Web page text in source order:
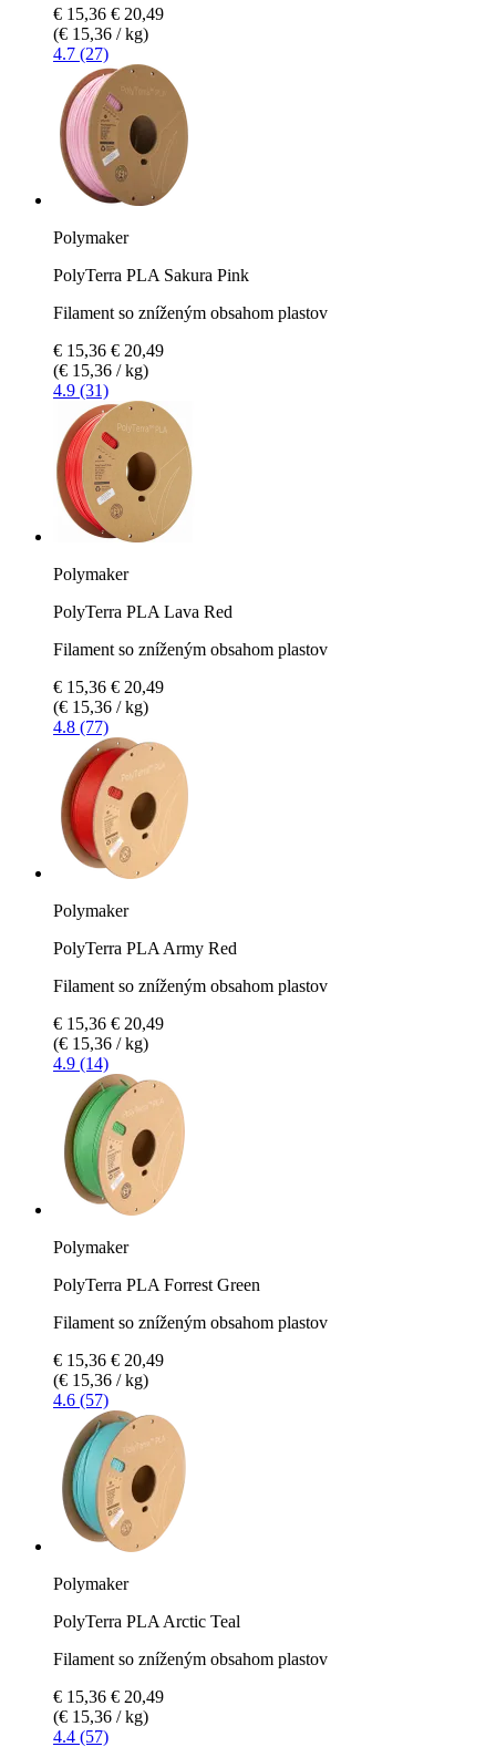
€ 15,36 € 20,49
(€ 15,36 / kg)
4.7 (27)
Polymaker
PolyTerra PLA Sakura Pink
Filament so zníženým obsahom plastov
€ 15,36 € 20,49
(€ 15,36 / kg)
4.9 (31)
Polymaker
PolyTerra PLA Lava Red
Filament so zníženým obsahom plastov
€ 15,36 € 20,49
(€ 15,36 / kg)
4.8 (77)
Polymaker
PolyTerra PLA Army Red
Filament so zníženým obsahom plastov
€ 15,36 € 20,49
(€ 15,36 / kg)
4.9 (14)
Polymaker
PolyTerra PLA Forrest Green
Filament so zníženým obsahom plastov
€ 15,36 € 20,49
(€ 15,36 / kg)
4.6 (57)
Polymaker
PolyTerra PLA Arctic Teal
Filament so zníženým obsahom plastov
€ 15,36 € 20,49
(€ 15,36 / kg)
4.4 (57)